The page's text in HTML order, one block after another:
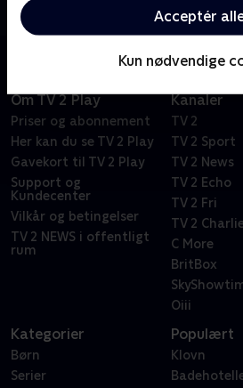
Acceptér
Kun nødvendige
underholdende.
Om TV 2 Play
Priser og abonnement
Her kan du se TV 2 Play
Gavekort til TV 2 Play
Support og
Kundecenter
Vilkår og betingelser
TV 2 NEWS i offentligt
rum
Kanaler
TV 2
TV 2 Sport
TV 2 News
TV 2 Echo
TV 2 Fri
TV 2
C More
BritBox
Oiii
Kategorier
Børn
Serier
Populært
Klovn